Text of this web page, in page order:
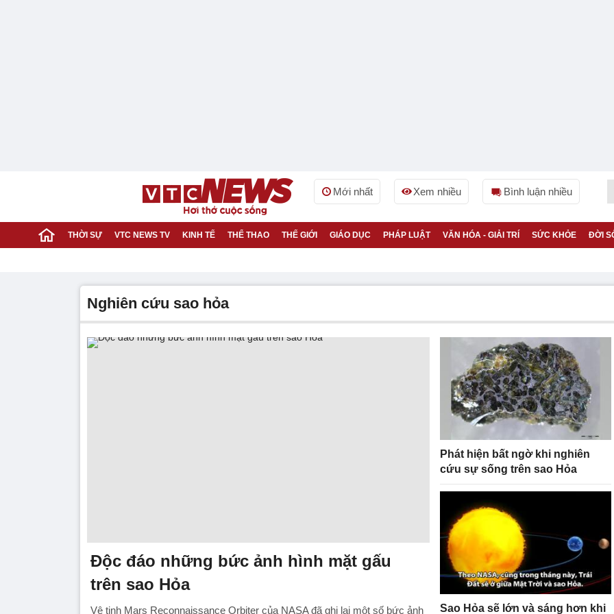
Mới nhất Xem nhiều Bình luận nhiều
THỜI SỰ VTC NEWS TV KINH TẾ THỂ THAO THẾ GIỚI GIÁO DỤC PHÁP LUẬT VĂN HÓA - GIẢI TRÍ SỨC KHỎE ĐỜI
nghiên cứu sao hỏa
Độc đáo những bức ảnh hình mặt gấu
trên sao Hỏa
Vệ tinh Mars Reconnaissance Orbiter của NASA đã ghi lại một số bức ảnh
Phát hiện bất ngờ khi nghiên
cứu sự sống trên sao Hỏa
Sao Hỏa sẽ lớn và sáng hơn khi